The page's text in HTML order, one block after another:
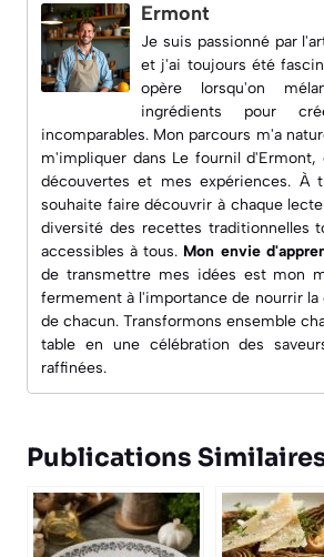
Ermont
Je suis passionné par
et j'ai toujours été
opère lorsqu'on
ingrédients pour
incomparables. Mon parcours m'a
m'impliquer dans Le fournil d'Ermont,
découvertes et mes expériences. À
souhaite faire découvrir à chaque
diversité des recettes traditionnelles
accessibles à tous. Mon envie
de transmettre mes idées est mon
fermement à l'importance de nourrir
de chacun. Transformons ensemble
table en une célébration des
raffinées.
Publications